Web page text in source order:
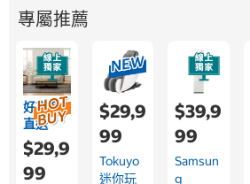
專屬推薦
好市多
直送
$29,9
99
$29,9
99
Tokuyo
迷你玩
$39,9
99
Samsun
G